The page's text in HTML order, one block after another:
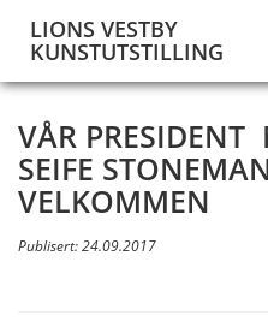
LIONS VESTBY
KUNSTUTSTILLING
VÅR PRESIDENT
SEIFE
VELKOMMEN
Publisert: 24.09.2017